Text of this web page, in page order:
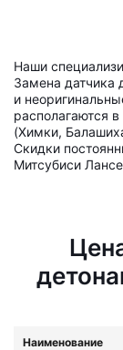
Наши
Замена датчика
и
располагаются
(Химки,
Скидки
Митсубиси
Наименование